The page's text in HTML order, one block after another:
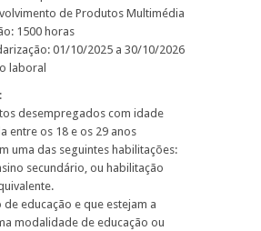
de Produtos Multimédia
1500 horas
01/10/2025 a 30/10/2026
laboral
desempregados com idade
entre os 18 e os 29 anos
uma das seguintes habilitações:
secundário, ou habilitação
de educação e que estejam a
modalidade de educação ou